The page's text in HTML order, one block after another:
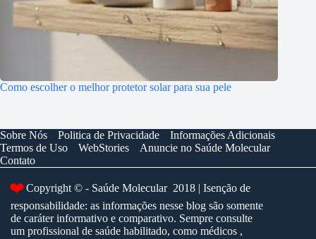
Como escolher o melhor protetor solar para sua pele
Sobre Nós Politica de Privacidade
Informações Adicionais
Termos de Uso
WebStories
Anuncie no Saúde Molecular
Contato
❤️Copyright © - Saúde Molecular 2018 | Isenção de
responsabilidade: as informações nesse blog são somente
de caráter informativo e comparativo. Sempre consulte
um profissional de saúde habilitado, como médicos ,